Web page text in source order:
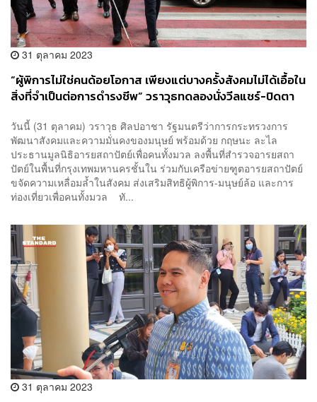
31 ตุลาคม 2023
“ผู้พิการไม่ใช่คนด้อยโอกาส เพียงแต่บางครั้งสังคมไม่ได้เอื้อใน
สิ่งที่จำเป็นต่อการดำรงชีพ” วราวุธทดลองนั่งวีลแชร์-ปิดตา
วันนี้ (31 ตุลาคม) วราวุธ ศิลปอาชา รัฐมนตรีว่าการกระทรวงการ
พัฒนาสังคมและความมั่นคงของมนุษย์ พร้อมด้วย กฤษนะ ละไล
ประธานมูลนิธิอารยสถาปัตย์เพื่อคนทั้งมวล ลงพื้นที่สำรวจอารยสถา
ปัตย์ในพื้นที่กรุงเทพมหานครชั้นใน ร่วมกับเครือข่ายฑูตอารยสถาปัตย์
ขจัดความเหลื่อมล้ำในสังคม ส่งเสริมสิทธิผู้พิการ-มนุษย์ล้อ และการ
ท่องเที่ยวเพื่อคนทั้งมวล ทั...
31 ตุลาคม 2023